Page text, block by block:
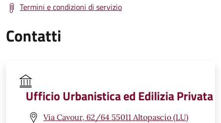
Termini e condizioni di servizio
Contatti
Ufficio Urbanistica ed Edilizia Privata
Via Cavour, 62/64 55011 Altopascio (LU)